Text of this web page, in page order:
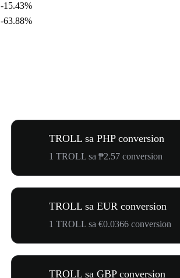
-15.43%
-63.88%
TROLL sa PHP conversion
1 TROLL sa ₱2.57 conversion
TROLL sa EUR conversion
1 TROLL sa €0.0366 conversion
TROLL sa GBP conversion